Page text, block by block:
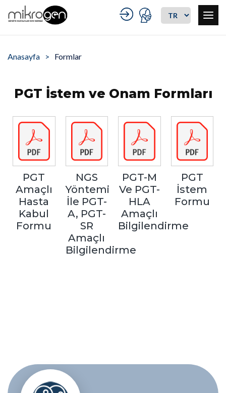
Anasayfa Formlar
PGT İstem ve Onam Formları
PGT
Amaçlı
Hasta
Kabul
Formu
NGS
Yöntemi
İle PGT-
A, PGT-
SR
Amaçlı
Bilgilendirme
PGT-M
Ve PGT-
HLA
Amaçlı
Bilgilendirme
PGT
İstem
Formu